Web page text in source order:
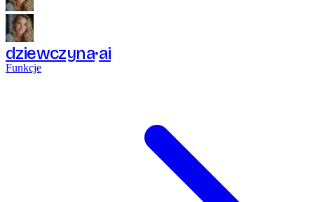
dziewczyna ai
Funkcje